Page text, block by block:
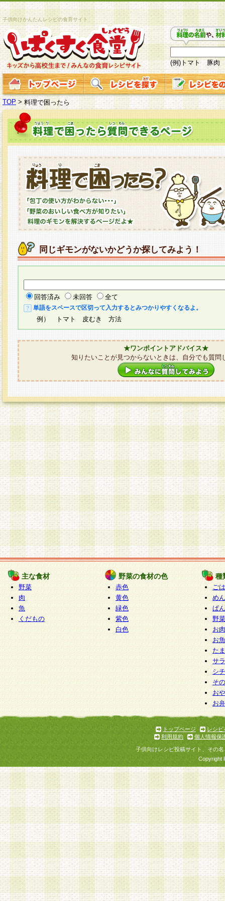
子供向けかんたんレシピの食育サイト
(例)トマト 豚肉
TOP >料理で困ったら
同じギモンがないかどうか探してみよう！
回答済み 未回答 全て
単語をスペースで区切って入力するとみつかりやすくなるよ。
例） トマト 皮むき 方法
★ワンポイントアドバイス★
知りたいことが見つからないときは、自分でも質問
主な食材
野菜
肉
魚
くだもの
野菜の食材の色
赤色
黄色
緑色
紫色
白色
種
ご
めん
ぱん
野
お
お
た
サ
シ
そ
お
お
トップページ
レシピ
利用規約
個人情報保
子供向けレシピ投稿サイト、その
Copyright